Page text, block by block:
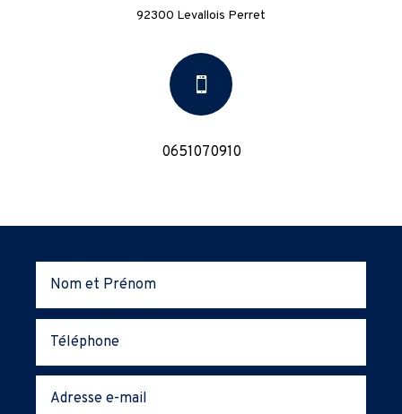
92300 Levallois Perret

0651070910